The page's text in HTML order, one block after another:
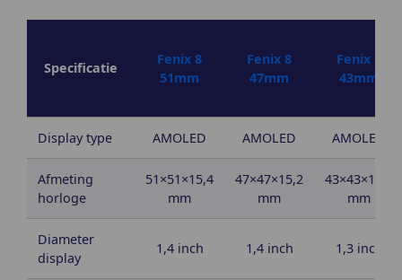
Specificatie
Fenix 8
51mm
Fenix 8
47mm
Fenix 8
43mm
Display type AMOLED AMOLED AMOLED
Afmeting
horloge
51×51×15,4
mm
47×47×15,2
mm
43×43×13,8
mm
Diameter
display
1,4 inch 1,4 inch 1,3 inch